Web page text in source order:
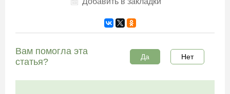
Вам помогла эта
статья?
Да Нет